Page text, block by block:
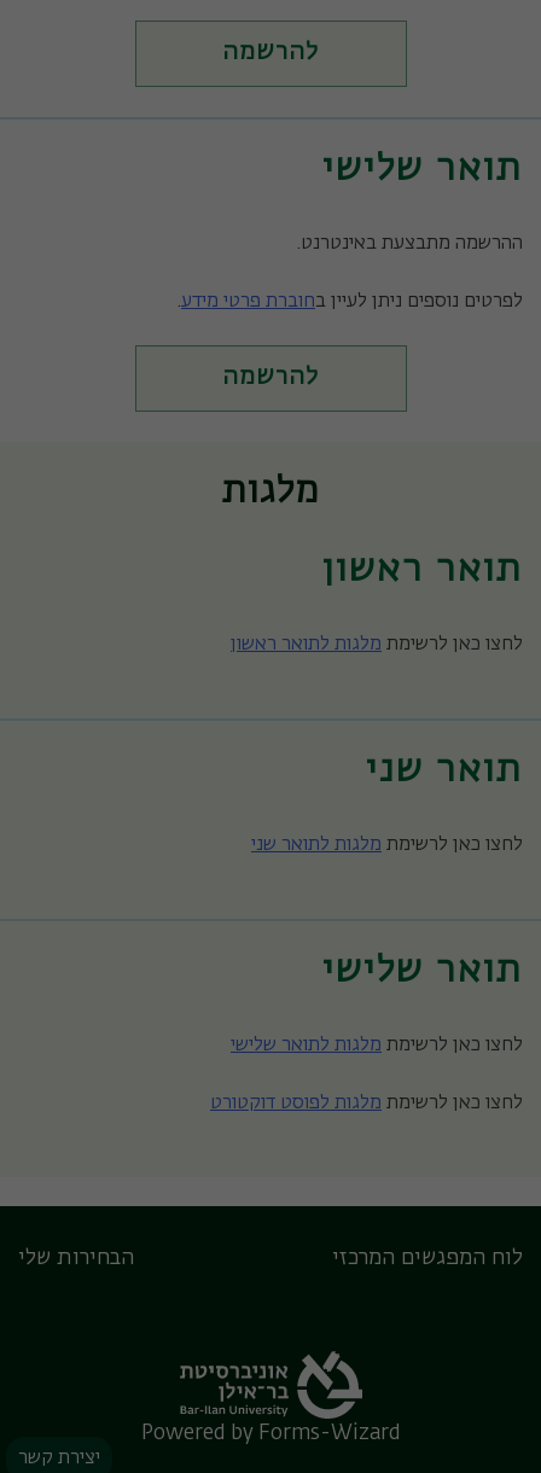
להרשמה
תואר שלישי
ההרשמה מתבצעת באינטרנט.
לפרטים נוספים ניתן לעיין בחוברת פרטי מידע.
להרשמה
מלגות
תואר ראשון
לחצו כאן לרשימת מלגות לתואר ראשון
תואר שני
לחצו כאן לרשימת מלגות לתואר שני
תואר שלישי
לחצו כאן לרשימת מלגות לתואר שלישי
לחצו כאן לרשימת מלגות לפוסט דוקטורט
יצירת קשר
לוח המפגשים המרכזי הבחירות שלי
Powered by Forms-Wizard